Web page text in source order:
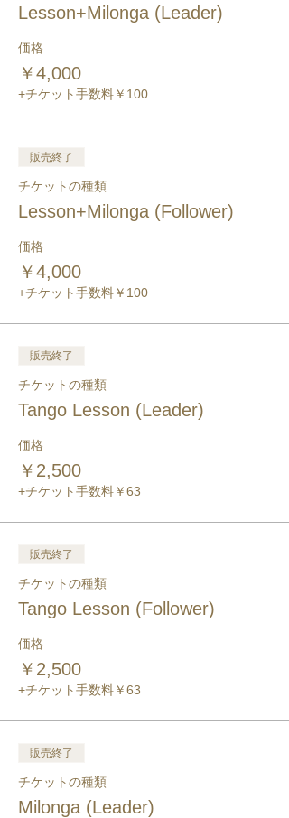
Lesson+Milonga (Leader)
価格
￥4,000
+チケット手数料￥100
販売終了
チケットの種類
Lesson+Milonga (Follower)
価格
￥4,000
+チケット手数料￥100
販売終了
チケットの種類
Tango Lesson (Leader)
価格
￥2,500
+チケット手数料￥63
販売終了
チケットの種類
Tango Lesson (Follower)
価格
￥2,500
+チケット手数料￥63
販売終了
チケットの種類
Milonga (Leader)